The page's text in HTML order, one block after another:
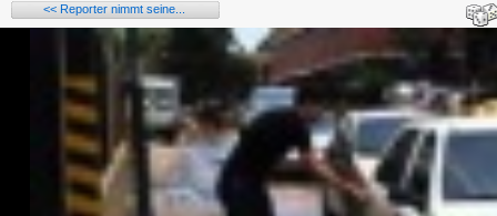
<< Reporter nimmt seine...